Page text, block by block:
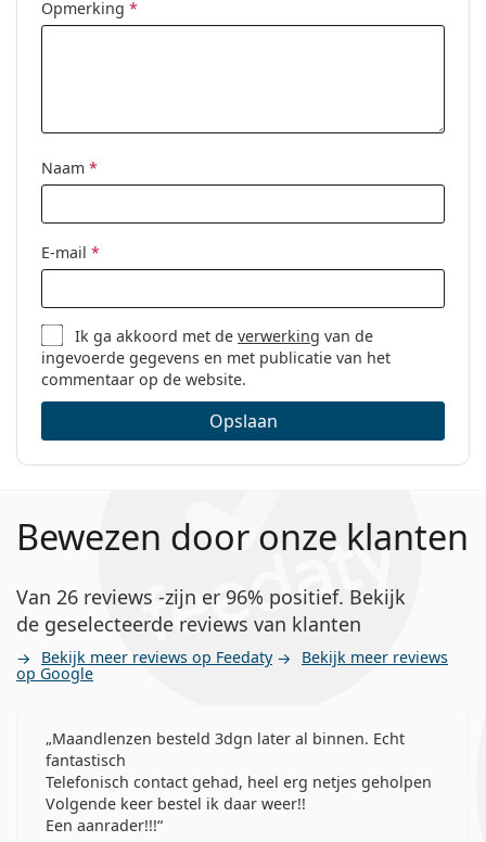
Geslacht:
Vrouwen
Code:
0DG5026 502 54
Opmerking *
Naam *
E-mail *
Ik ga akkoord met deverwerking van de
ingevoerde gegevens en met publicatie van het
commentaar op de website.
Opslaan
Bewezen door onze klanten
Van 26 reviews -zijn er 96% positief. Bekijk
de geselecteerde reviews van klanten
Bekijk meer reviews op Feedaty Bekijk meer reviews
op Google
Maandlenzen besteld 3dgn later al binnen. Echt
fantastisch
Telefonisch contact gehad, heel erg netjes geholpen
Volgende keer bestel ik daar weer!!
Een aanrader!!!